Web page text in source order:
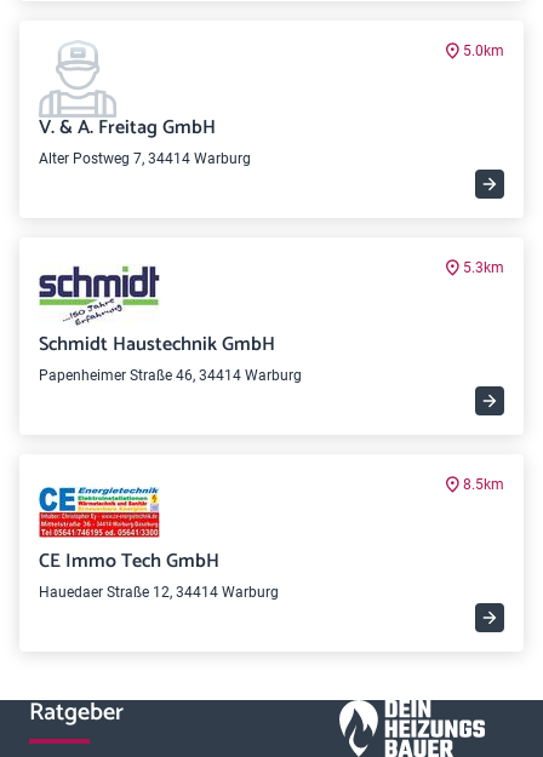
5.0km
V. & A. Freitag GmbH
Alter Postweg 7, 34414 Warburg
5.3km
Schmidt Haustechnik GmbH
Papenheimer Straße 46, 34414 Warburg
8.5km
CE Immo Tech GmbH
Hauedaer Straße 12, 34414 Warburg
Ratgeber